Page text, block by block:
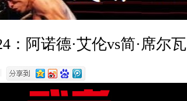
：阿诺德·艾伦vs简·席尔瓦